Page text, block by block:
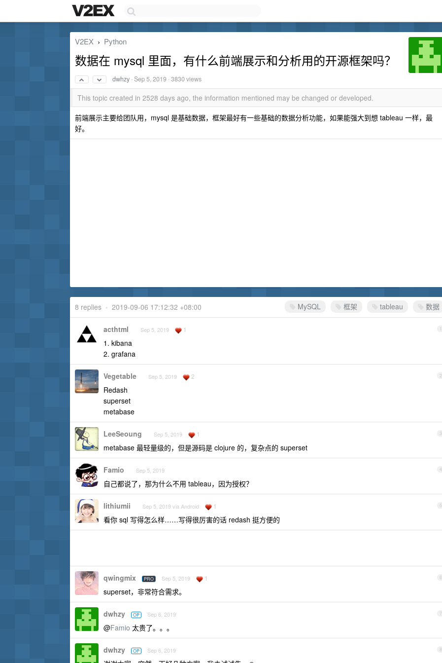
V2EX › Python
数据在 mysql 里面，有什么前端展示和分析用的开源框架吗？
dwhzy ·Sep 5, 2019 · 3830 views
This topic created in 2528 days ago, the information mentioned may be changed or developed.
前端展示主要给团队用，mysql 是基础数据，框架最好有一些基础的数据分析功能，如果能强大到想 tableau 一样，最
好。
MySQL 框架 tableau 数据
8 replies • 2019-09-06 17:12:32 +08:00
1
acthtml Sep 5, 2019 1
1. kibana
2. grafana
2
Vegetable Sep 5, 2019 2
Redash
superset
metabase
3
LeeSeoung Sep 5, 2019 1
metabase 最轻量级的，但是源码是 clojure 的，复杂点的 superset
4
Famio Sep 5, 2019
自己都说了，那为什么不用 tableau，因为授权？
5
lithiumii Sep 5, 2019 via Android 1
看你 sql 写得怎么样……写得很厉害的话 redash 挺方便的
6
qwingmix PRO Sep 5, 2019 1
superset，非常符合需求。
7
dwhzy OP Sep 6, 2019
@Famio 太贵了。。。
8
dwhzy OP Sep 6, 2019